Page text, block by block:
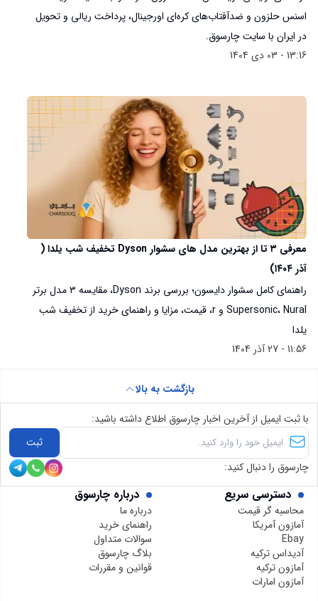
اسنس حلزون و ضدآفتاب‌های کره‌ای اورجینال، پرداخت ریالی و تحویل
در ایران با سایت چارسوق.
13:16 - 03 دی 1404
معرفی ۳ تا از بهترین مدل های سشوار Dyson تخفیف شب یلدا (
آذر ۱۴۰۴)
راهنمای کامل سشوار دایسون؛ بررسی برند Dyson، مقایسه ۳ مدل برتر
Supersonic، Nural و r، قیمت، مزایا و راهنمای خرید از تخفیف شب
یلدا
11:56 - 27 آذر 1404
دسترسی سریع
محاسبه گر قیمت
آمازون آمریکا
Ebay
آدیداس ترکیه
آمازون ترکیه
آمازون امارات
درباره چارسوق
درباره ما
راهنمای خرید
سوالات متداول
بلاگ چارسوق
قوانین و مقررات
بازگشت به بالا
با ثبت ایمیل از آخرین اخبار چارسوق اطلاع داشته باشید:
ثبت
چارسوق را دنبال کنید: